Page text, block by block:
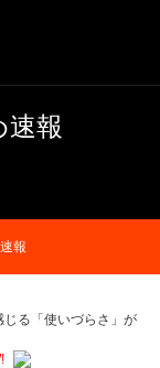
速報
報
る「使いづらさ」が